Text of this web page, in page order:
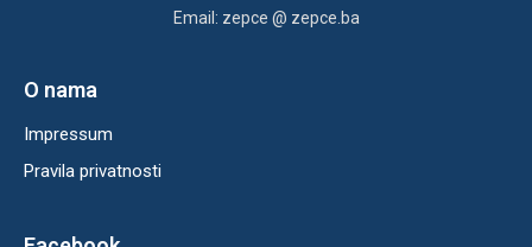
Email: zepce @ zepce.ba
O nama
Impressum
Pravila privatnosti